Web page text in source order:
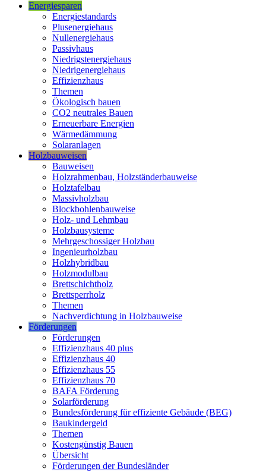
Energiesparen
Energiestandards
Plusenergiehaus
Nullenergiehaus
Passivhaus
Niedrigstenergiehaus
Niedrigenergiehaus
Effizienzhaus
Themen
Ökologisch bauen
CO2 neutrales Bauen
Erneuerbare Energien
Wärmedämmung
Solaranlagen
Holzbauweisen
Bauweisen
Holzrahmenbau, Holzständerbauweise
Holztafelbau
Massivholzbau
Blockbohlenbauweise
Holz- und Lehmbau
Holzbausysteme
Mehrgeschossiger Holzbau
Ingenieurholzbau
Holzhybridbau
Holzmodulbau
Brettschichtholz
Brettsperrholz
Themen
Nachverdichtung in Holzbauweise
Förderungen
Förderungen
Effizienzhaus 40 plus
Effizienzhaus 40
Effizienzhaus 55
Effizienzhaus 70
BAFA Förderung
Solarförderung
Bundesförderung für effiziente Gebäude (BEG)
Baukindergeld
Themen
Kostengünstig Bauen
Übersicht
Förderungen der Bundesländer